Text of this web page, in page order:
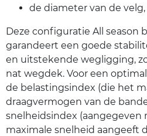
de diameter van de
Deze configuratie All season
garandeert een goede
en uitstekende wegligging,
nat wegdek. Voor een
de belastingsindex (die het
draagvermogen van de
snelheidsindex (aangegeven
maximale snelheid aangeeft